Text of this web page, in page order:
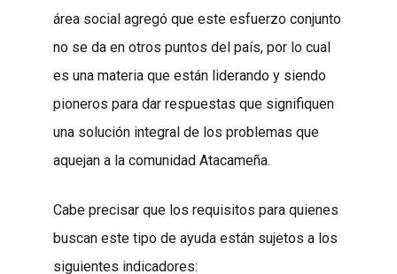
área social agregó que este esfuerzo conjunto
no se da en otros puntos del país, por lo cual
es una materia que están liderando y siendo
pioneros para dar respuestas que signifiquen
una solución integral de los problemas que
aquejan a la comunidad Atacameña.
Cabe precisar que los requisitos para quienes
buscan este tipo de ayuda están sujetos a los
siguientes indicadores: